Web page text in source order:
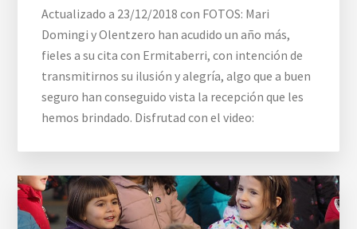
Actualizado a 23/12/2018 con FOTOS: Mari
Domingi y Olentzero han acudido un año más,
fieles a su cita con Ermitaberri, con intención de
transmitirnos su ilusión y alegría, algo que a buen
seguro han conseguido vista la recepción que les
hemos brindado. Disfrutad con el video: